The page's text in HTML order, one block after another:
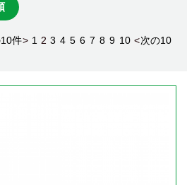
件> 1 2 3 4 5 6 7 8 9 10 <次の10